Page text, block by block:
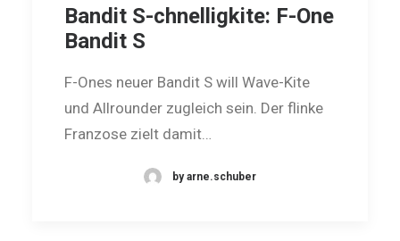
Bandit S-chnelligkite: F-One
Bandit S
F-Ones neuer Bandit S will Wave-Kite
und Allrounder zugleich sein. Der flinke
Franzose zielt damit…
by arne.schuber